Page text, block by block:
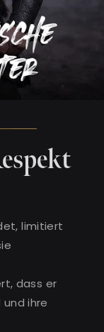
limitiert
dass er
ihre